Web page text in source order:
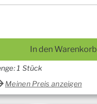
In den Warenkorb
1 Stück
Meinen Preis anzeigen